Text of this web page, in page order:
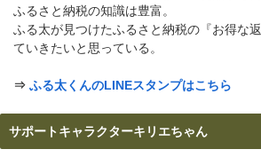
ふるさと納税の知識は豊富。
ふる太が見つけたふるさと納税の『お得な
ていきたいと思っている。
⇒ ふる太くんのLINEスタンプはこちら
サポートキャラクターキリエちゃん